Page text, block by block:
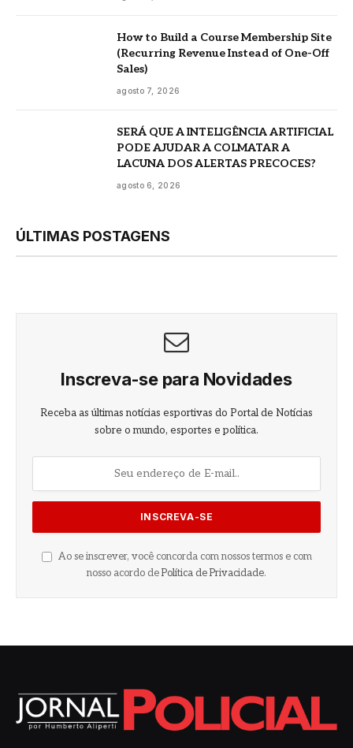
How to Build a Course Membership Site
(Recurring Revenue Instead of One-Off
Sales)
agosto 7, 2026
SERÁ QUE A INTELIGÊNCIA ARTIFICIAL
PODE AJUDAR A COLMATAR A
LACUNA DOS ALERTAS PRECOCES?
agosto 6, 2026
ÚLTIMAS POSTAGENS
Inscreva-se para Novidades
Receba as últimas notícias esportivas do Portal de Notícias
sobre o mundo, esportes e política.
Ao se inscrever, você concorda com nossos termos e com
nosso acordo de Política de Privacidade.